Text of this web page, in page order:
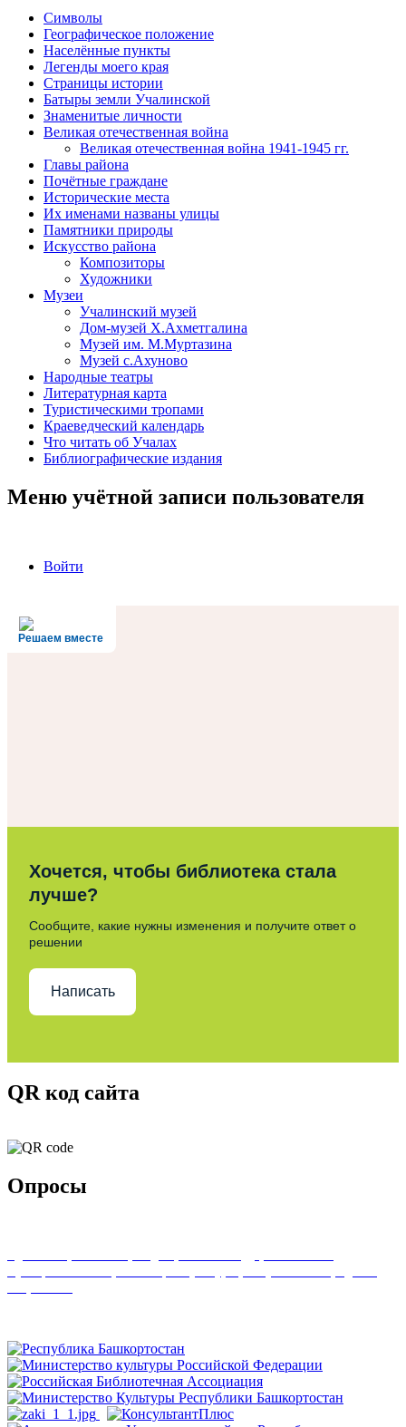
Символы
Географическое положение
Населённые пункты
Легенды моего края
Страницы истории
Батыры земли Учалинской
Знаменитые личности
Великая отечественная война
Великая отечественная война 1941-1945 гг.
Главы района
Почётные граждане
Исторические места
Их именами названы улицы
Памятники природы
Искусство района
Композиторы
Художники
Музеи
Учалинский музей
Дом-музей Х.Ахметгалина
Музей им. М.Муртазина
Музей с.Ахуново
Народные театры
Литературная карта
Туристическими тропами
Краеведческий календарь
Что читать об Учалах
Библиографические издания
Меню учётной записи пользователя
Войти
Решаем вместе
Хочется, чтобы библиотека стала
лучше?
Сообщите, какие нужны изменения и получите ответ о
решении
Написать
QR код сайта
Опросы